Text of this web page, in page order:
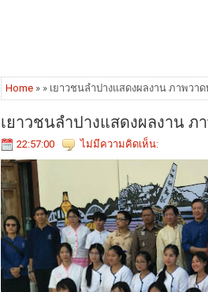
Home » » เยาวชนลำปางแสดงผลงาน ภาพวา
เยาวชนลำปางแสดงผลงาน ภ
22:57:00 ไม่มีความคิดเห็น: